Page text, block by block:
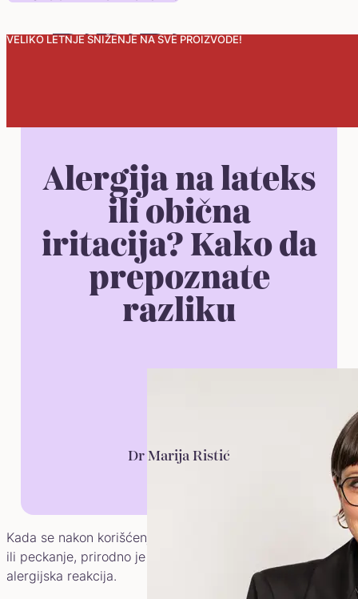
VELIKO LETNJE SNIŽENJE NA SVE PROIZVODE!
0
Alergija na lateks
ili obična
iritacija? Kako da
prepoznate
razliku
Dr Marija Ristić
Kada se nakon korišćenja kondoma pojave crvenilo, svrab
ili peckanje, prirodno je da se zapitamo da li je u pitanju
alergijska reakcija.